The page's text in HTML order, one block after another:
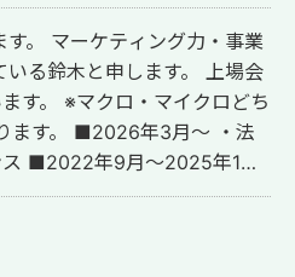
。 マーケティング力・事業
木と申します。 上場会
す。 ※マクロ・マイクロどち
■2022年9月～2025年1月
・アシロ少額短期保険会社
ィア事業 事業責任者